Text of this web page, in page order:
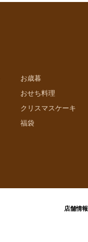
お歳暮
おせち料理
クリスマスケーキ
福袋
店舗情報